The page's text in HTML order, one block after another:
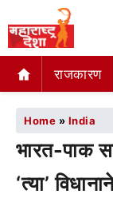
राजकारण
Home » India
भारत-पाक
‘त्या’